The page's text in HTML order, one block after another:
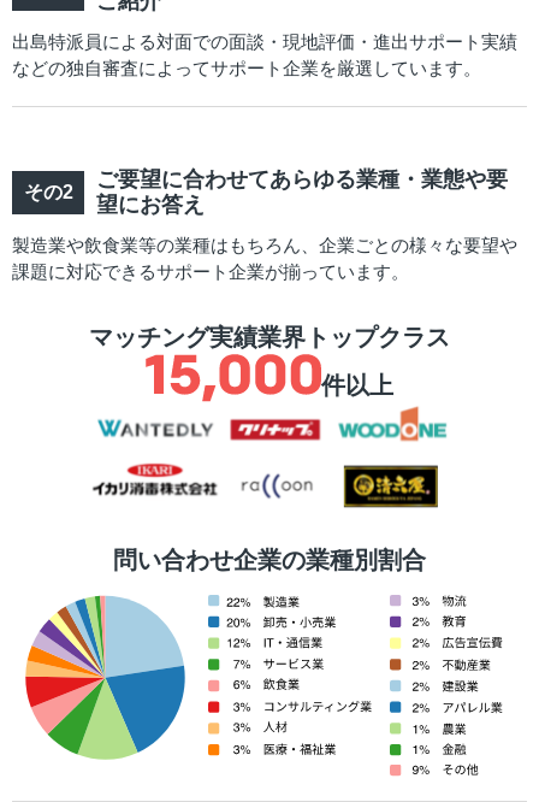
出島特派員による対面での面談・現地評価・進出サポート実績
などの独自審査によってサポート企業を厳選しています。
ご要望に合わせてあらゆる業種・業態や要
望にお答え
製造業や飲食業等の業種はもちろん、企業ごとの様々な要望や
課題に対応できるサポート企業が揃っています。
マッチング実績業界トップクラス
件以上
問い合わせ企業の業種別割合